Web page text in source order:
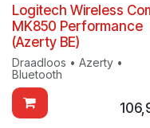
Logitech Wireless
MK850 Performance
(Azerty BE)
Draadloos • Azerty •
Bluetooth